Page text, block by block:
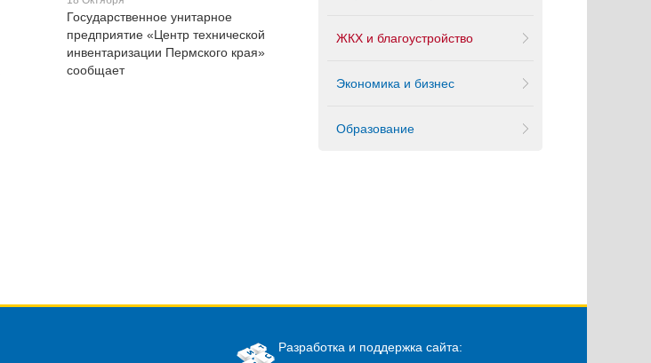
Государственное унитарное
предприятие «Центр технической
инвентаризации Пермского края»
сообщает
ЖКХ и благоустройство
Экономика и бизнес
Образование
Разработка и поддержка сайта: